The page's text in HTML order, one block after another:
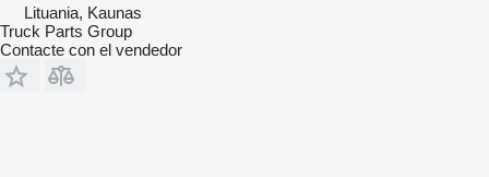
Lituania, Kaunas
Truck Parts Group
Contacte con el vendedor